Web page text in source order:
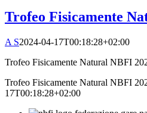
Trofeo Fisicamente
A S2024-04-17T00:18:28+02:00
Trofeo Fisicamente Natural NBFI
Trofeo Fisicamente Natural NBFI
17T00:18:28+02:00